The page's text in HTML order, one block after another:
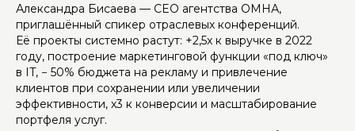
Александра Бисаева — CEO агентства ОМНА,
приглашённый спикер отраслевых конференций.
Её проекты системно растут: +2,5x к выручке в 2022
году, построение маркетинговой функции «под ключ»
в IT, − 50% бюджета на рекламу и привлечение
клиентов при сохранении или увеличении
эффективности, x3 к конверсии и масштабирование
портфеля услуг.